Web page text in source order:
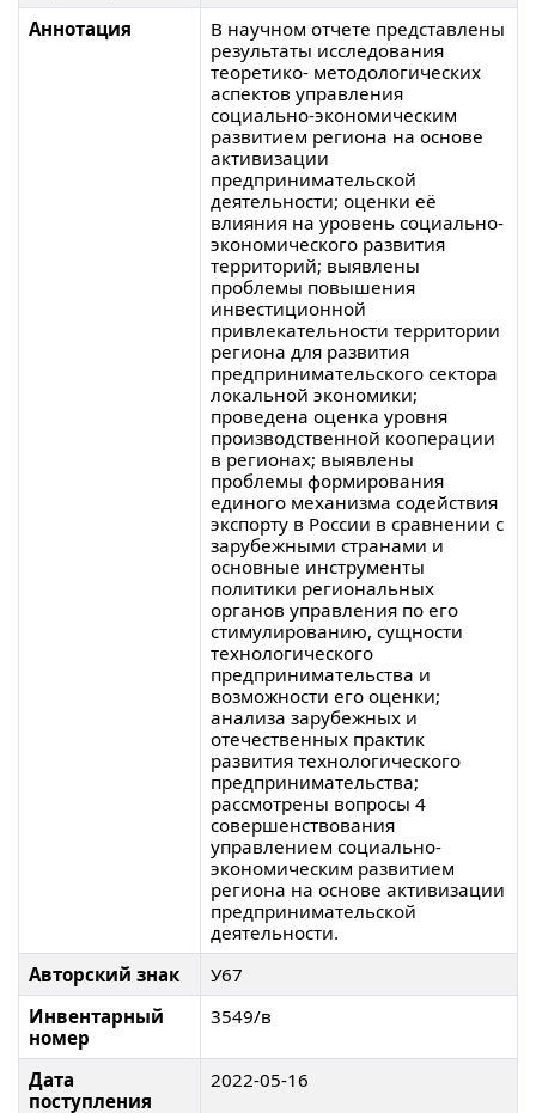
Аннотация
В научном отчете представлены
результаты исследования
теоретико- методологических
аспектов управления
социально-экономическим
развитием региона на основе
активизации
предпринимательской
деятельности; оценки её
влияния на уровень социально-
экономического развития
территорий; выявлены
проблемы повышения
инвестиционной
привлекательности территории
региона для развития
предпринимательского сектора
локальной экономики;
проведена оценка уровня
производственной кооперации
в регионах; выявлены
проблемы формирования
единого механизма содействия
экспорту в России в сравнении с
зарубежными странами и
основные инструменты
политики региональных
органов управления по его
стимулированию, сущности
технологического
предпринимательства и
возможности его оценки;
анализа зарубежных и
отечественных практик
развития технологического
предпринимательства;
рассмотрены вопросы 4
совершенствования
управлением социально-
экономическим развитием
региона на основе активизации
предпринимательской
деятельности.
Авторский знак
У67
Инвентарный
номер
3549/в
Дата
поступления
2022-05-16